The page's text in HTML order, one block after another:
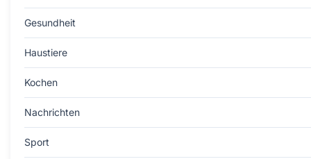
Gesundheit
Haustiere
Kochen
Nachrichten
Sport